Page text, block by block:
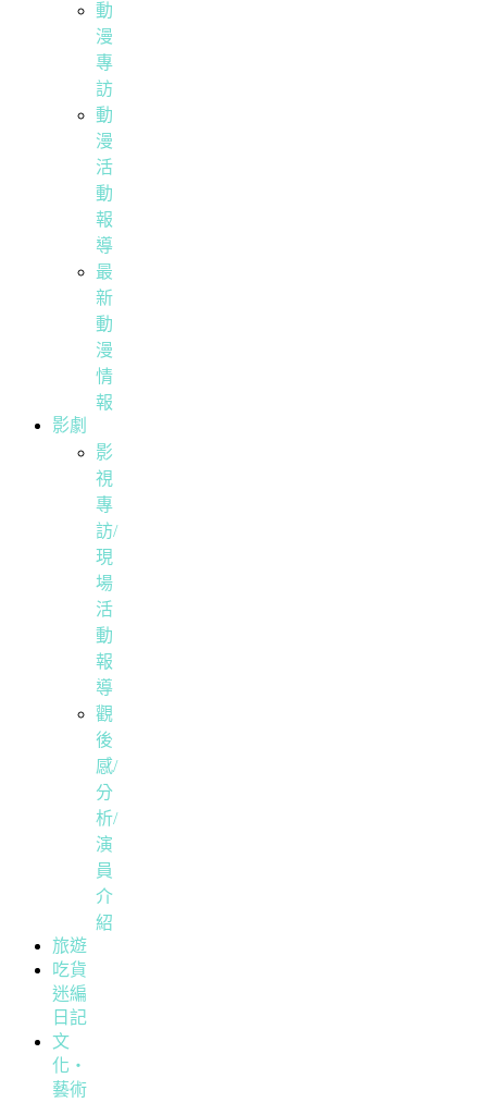
動
漫
專
訪
動
漫
活
動
報
導
最
新
動
漫
情
報
影劇
影
視
專
訪/
現
場
活
動
報
導
觀
後
感/
分
析/
演
員
介
紹
旅遊
吃貨
迷編
日記
文
化・
藝術